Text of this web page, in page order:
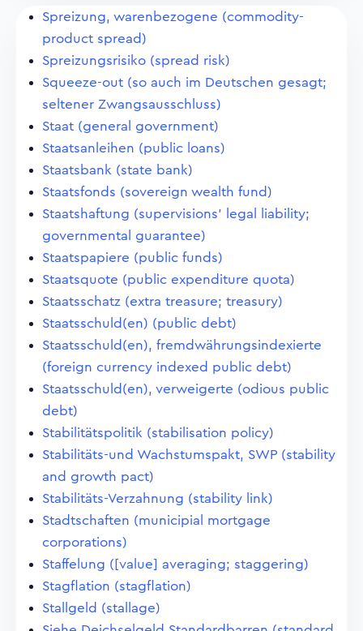
Spreizung, warenbezogene (commodity-
product spread)
Spreizungsrisiko (spread risk)
Squeeze-out (so auch im Deutschen gesagt;
seltener Zwangsausschluss)
Staat (general government)
Staatsanleihen (public loans)
Staatsbank (state bank)
Staatsfonds (sovereign wealth fund)
Staatshaftung (supervisions' legal liability;
governmental guarantee)
Staatspapiere (public funds)
Staatsquote (public expenditure quota)
Staatsschatz (extra treasure; treasury)
Staatsschuld(en) (public debt)
Staatsschuld(en), fremdwährungsindexierte
(foreign currency indexed public debt)
Staatsschuld(en), verweigerte (odious public
debt)
Stabilitätspolitik (stabilisation policy)
Stabilitäts-und Wachstumspakt, SWP (stability
and growth pact)
Stabilitäts-Verzahnung (stability link)
Stadtschaften (municipial mortgage
corporations)
Staffelung ([value] averaging; staggering)
Stagflation (stagflation)
Stallgeld (stallage)